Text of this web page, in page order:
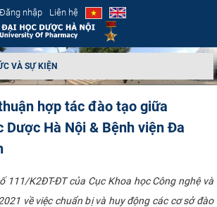
Đăng nhập Liên hệ
VÀ SỰ KIỆN
hợp tác đào tạo giữa
Dược Hà Nội & Bệnh viện Đa
111/K2ĐT-ĐT của Cục Khoa học Công nghệ và
về việc chuẩn bị và huy động các cơ sở đào